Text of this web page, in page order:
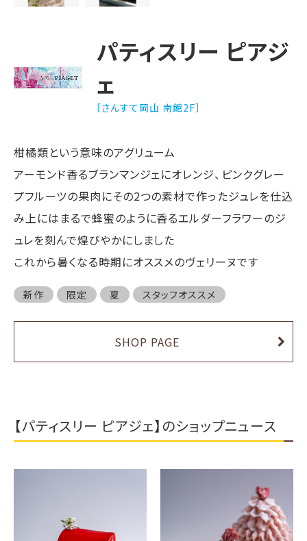
パティスリー ピアジ
ェ
［さんすて岡山 南館2F］
柑橘類という意味のアグリューム
アーモンド香るブランマンジェにオレンジ、ピンクグレー
プフルーツの果肉にその2つの素材で作ったジュレを仕込
み上にはまるで蜂蜜のように香るエルダーフラワーのジ
ュレを刻んで煌びやかにしました
これから暑くなる時期にオススメのヴェリーヌです
新作 限定 夏 スタッフオススメ
SHOP PAGE
【パティスリー ピアジェ】のショップニュース